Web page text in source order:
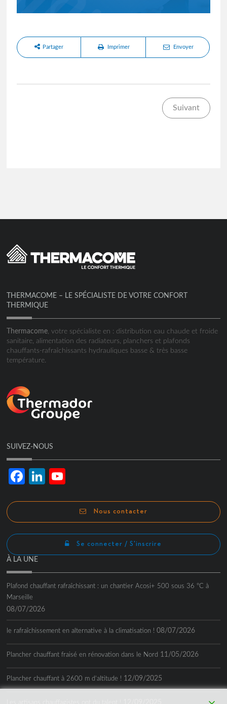
Partager Imprimer Envoyer
Suivant
THERMACOME – LE SPÉCIALISTE DE VOTRE CONFORT
THERMIQUE
Thermacome , votre spécialiste en : distribution eau chaude et froide
sanitaire, alimentation des radiateurs, planchers et plafonds
chauffants-rafraîchissants hydrauliques basse & très basse
température.
SUIVEZ-NOUS
FacebookLinkedIn
Nous contacter
Se connecter / S'inscrire
À LA UNE
Plafond chauffant rafraîchissant : un chantier Acosi+ 500 sous 36 °C à
Marseille
08/07/2026
le rafraîchissement en alternative à la climatisation ! 08/07/2026
Plancher chauffant fraisé en rénovation dans le Nord 11/05/2026
Plancher chauffant à 2600 m d’altitude ! 12/09/2025